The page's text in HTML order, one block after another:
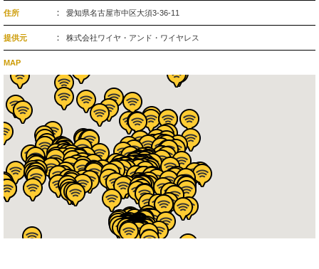
住所 愛知県名古屋市中区大須3-36-11
提供元 株式会社ワイヤ・アンド・ワイヤレス
MAP